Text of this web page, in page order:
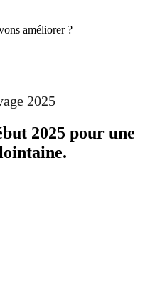
améliorer ?
2025
2025 pour une